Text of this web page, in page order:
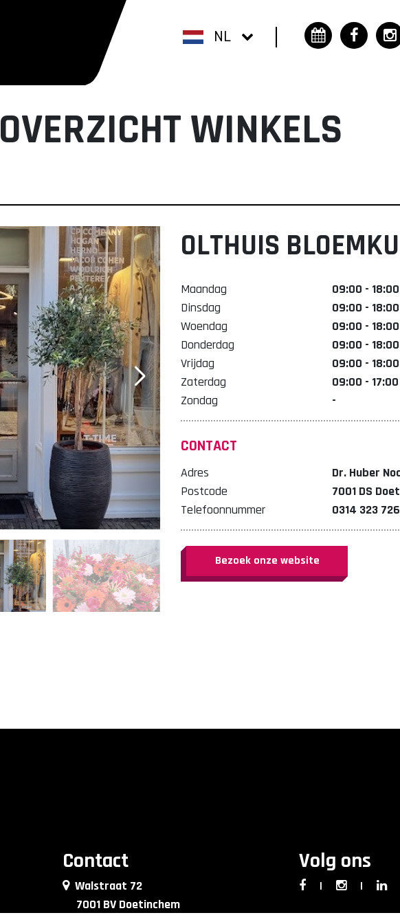
NL
OVERZICHT WINKELS
OLTHUIS
Maandag
09:00 - 18:00
Dinsdag
09:00 - 18:00
Woendag
09:00 - 18:00
Donderdag
09:00 - 18:00
Vrijdag
09:00 - 18:00
Zaterdag
09:00 - 17:00
Zondag
-
CONTACT
Adres
Dr. Huber
Postcode
7001 DS
Telefoonnummer
0314 323 726
Bezoek onze website
Contact
Walstraat 72
7001 BV Doetinchem
Volg ons
| |